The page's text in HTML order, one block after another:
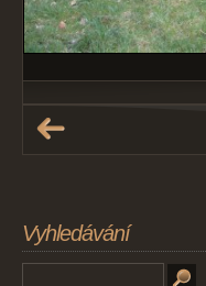
Vyhledávání